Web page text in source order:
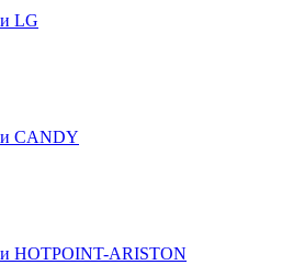
LG
CANDY
HOTPOINT-ARISTON